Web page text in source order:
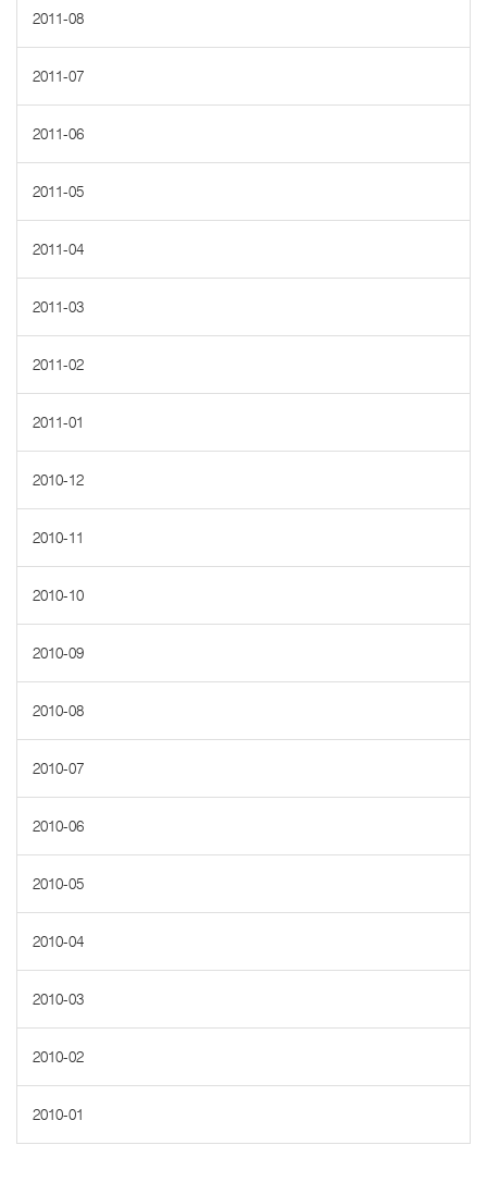
2011-08
2011-07
2011-06
2011-05
2011-04
2011-03
2011-02
2011-01
2010-12
2010-11
2010-10
2010-09
2010-08
2010-07
2010-06
2010-05
2010-04
2010-03
2010-02
2010-01